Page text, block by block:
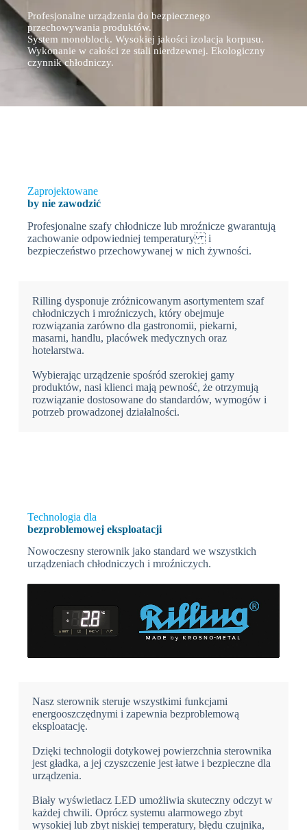
Profesjonalne urządzenia do bezpiecznego
przechowywania produktów.
System monoblock. Wysokiej jakości izolacja korpusu.
Wykonanie w całości ze stali nierdzewnej. Ekologiczny
czynnik chłodniczy.
Zaprojektowane
by nie zawodzić
Profesjonalne szafy chłodnicze lub mroźnicze gwarantują
zachowanie odpowiedniej temperatury i
bezpieczeństwo przechowywanej w nich żywności.
Rilling dysponuje zróżnicowanym asortymentem szaf
chłodniczych i mroźniczych, który obejmuje
rozwiązania zarówno dla gastronomii, piekarni,
masarni, handlu, placówek medycznych oraz
hotelarstwa.
Wybierając urządzenie spośród szerokiej gamy
produktów, nasi klienci mają pewność, że otrzymują
rozwiązanie dostosowane do standardów, wymogów i
potrzeb prowadzonej działalności.
Technologia dla
bezproblemowej eksploatacji
Nowoczesny sterownik jako standard we wszystkich
urządzeniach chłodniczych i mroźniczych.
Nasz sterownik steruje wszystkimi funkcjami
energooszczędnymi i zapewnia bezproblemową
eksploatację.
Dzięki technologii dotykowej powierzchnia sterownika
jest gładka, a jej czyszczenie jest łatwe i bezpieczne dla
urządzenia.
Biały wyświetlacz LED umożliwia skuteczny odczyt w
każdej chwili. Oprócz systemu alarmowego zbyt
wysokiej lub zbyt niskiej temperatury, błędu czujnika,